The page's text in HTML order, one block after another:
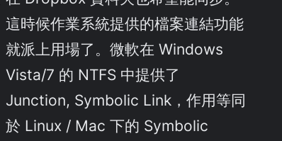
這時候作業系統提供的檔案連結功能
就派上用場了。微軟在 Windows
Vista/7 的 NTFS 中提供了
Junction, Symbolic Link，作用等同
於 Linux / Mac 下的 Symbolic